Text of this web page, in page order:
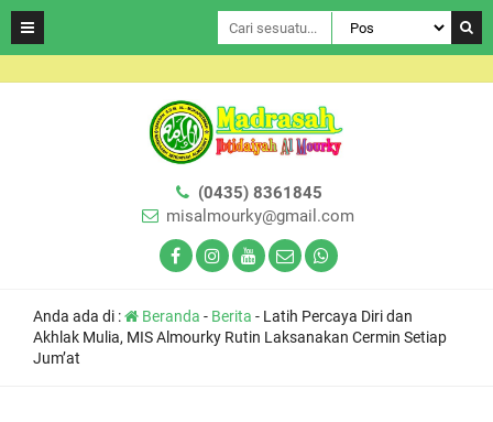
(0435) 8361845
misalmourky@gmail.com
Anda ada di : Beranda - Berita - Latih Percaya Diri dan
Akhlak Mulia, MIS Almourky Rutin Laksanakan Cermin Setiap
Jum’at